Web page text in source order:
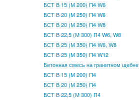
БСТ В 15 (М 200) П4 W6
БСТ В 20 (М 250) П4 W6
БСТ В 20 (М 250) П4 W8
БСТ В 22,5 (М 300) П4 W6, W8
БСТ В 25 (М 350) П4 W6, W8
БСТ В 25 (М 350) П4 W12
Бетонная смесь на гранитном щебне
БСТ В 15 (М 200) П4
БСТ В 20 (М 250) П4
БСТ В 22,5 (М 300) П4